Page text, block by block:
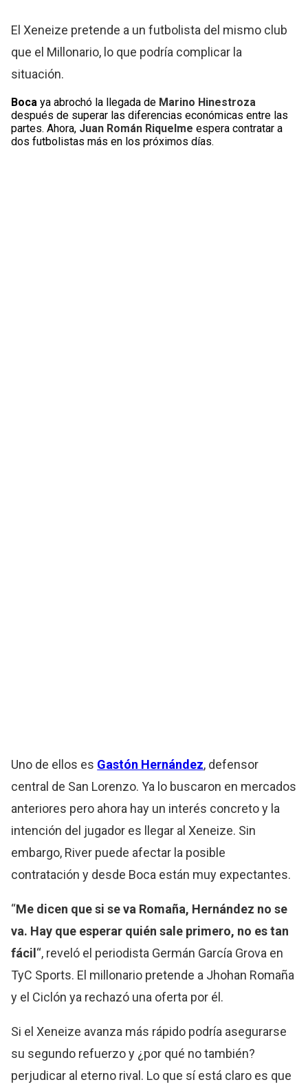
El Xeneize pretende a un futbolista del mismo club
que el Millonario, lo que podría complicar la
situación.
Bocaya abrochó la llegada de Marino Hinestroza
después de superar las diferencias económicas entre las
partes. Ahora, Juan Román Riquelme espera contratar a
dos futbolistas más en los próximos días.
Uno de ellos es Gastón Hernández, defensor
central de San Lorenzo. Ya lo buscaron en mercados
anteriores pero ahora hay un interés concreto y la
intención del jugador es llegar al Xeneize. Sin
embargo, River puede afectar la posible
contratación y desde Boca están muy expectantes.
“Me dicen que si se va Romaña, Hernández no se
va. Hay que esperar quién sale primero, no es tan
fácil “, reveló el periodista Germán García Grova en
TyC Sports. El millonario pretende a Jhohan Romaña
y el Ciclón ya rechazó una oferta por él.
Si el Xeneize avanza más rápido podría asegurarse
su segundo refuerzo y ¿por qué no también?
perjudicar al eterno rival. Lo que sí está claro es que